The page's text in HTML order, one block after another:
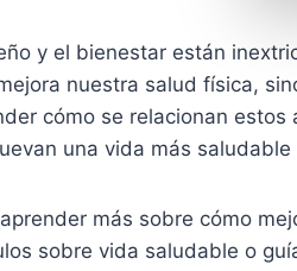
y el bienestar están
nuestra salud física,
cómo se relacionan
una vida más
más sobre cómo
sobre vida saludable o